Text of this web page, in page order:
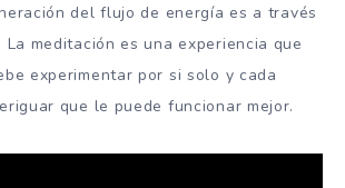
del flujo de energía es a través
La meditación es una experiencia que
experimentar por si solo y cada
que le puede funcionar mejor.